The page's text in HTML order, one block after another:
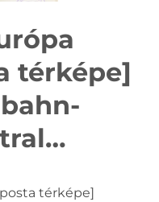
térképe]
aller
térképe]